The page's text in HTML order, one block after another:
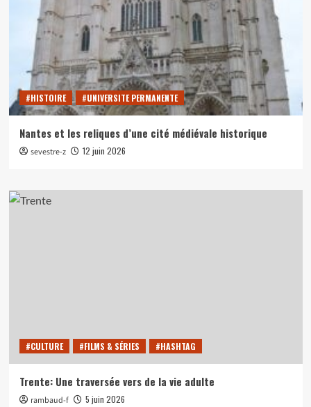
#HISTOIRE #UNIVERSITE PERMANENTE
Nantes et les reliques d’une cité médiévale historique
sevestre-z 12 juin 2026
#CULTURE #FILMS & SÉRIES #HASHTAG
Trente: Une traversée vers de la vie adulte
rambaud-f 5 juin 2026